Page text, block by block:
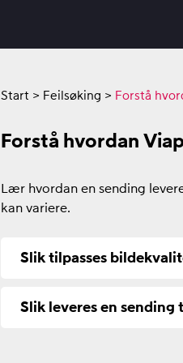
Start > Feilsøking > Forstå
Forstå hvordan
Lær hvordan en sending
kan variere.
Slik tilpasses
Slik leveres en sending